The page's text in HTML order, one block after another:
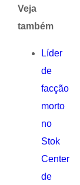
Veja
também
Líder
de
facção
morto
no
Stok
Center
de